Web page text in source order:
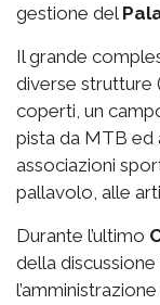
gestione del
Il grande
diverse strutture
coperti, un
pista da MTB
associazioni
pallavolo, alle
Durante l’ultimo
della